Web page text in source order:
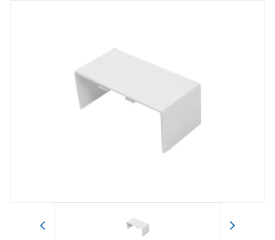
Комментарий
Для оформления заказа необходимо
войти в личный кабинет.
Авторизоваться